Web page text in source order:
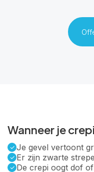
Wanneer je
Je gevel vertoont
Er zijn zwarte
De crepi oogt dof